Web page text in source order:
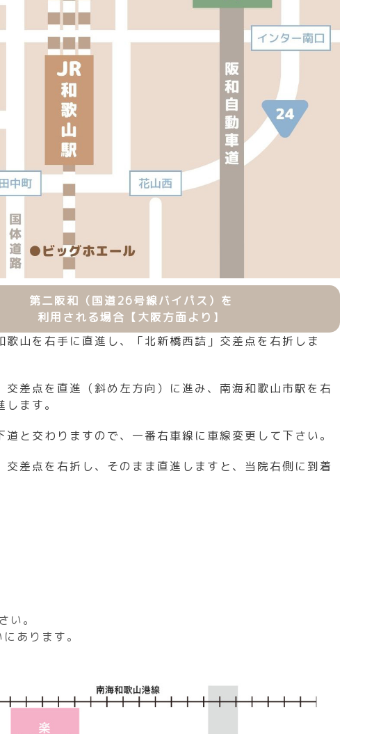
第二阪和（国道26号線バイパス）を
利用される場合 【大阪方面より 】
歌山を右手に直進し、「北新橋西詰」交差点を右折しま
交差点を直進（斜め左方向）に進み、南海和歌山市駅を右
ます。
道と交わりますので、一番右車線に車線変更して下さい。
交差点を右折し、そのまま直進しますと、当院右側に到着
い。
あります。